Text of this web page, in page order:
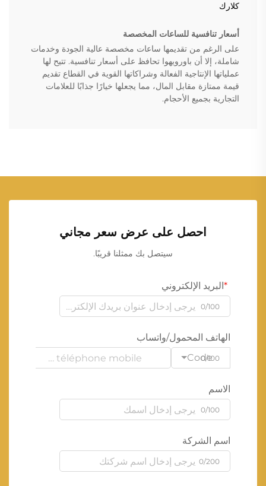
كلارك
أسعار تنافسية للساعات المخصصة
على الرغم من تقديمها ساعات مخصصة عالية الجودة وخدمات
شاملة، إلا أن باورويهوا تحافظ على أسعار تنافسية. تتيح لها
عملياتها الإنتاجية الفعالة وشراكاتها القوية في القطاع تقديم
قيمة ممتازة مقابل المال، مما يجعلها خيارًا جذابًا للعلامات
التجارية بجميع الأحجام.
احصل على عرض سعر مجاني
سيتصل بك ممثلنا قريبًا.
البريد الإلكتروني
0/100
الهاتف المحمول/واتساب
Code
0/100
الاسم
0/100
اسم الشركة
0/200